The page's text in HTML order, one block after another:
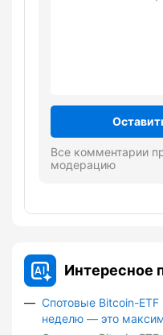
Все комментарии
модерацию
Интересное
Спотовые Bitcoin-
неделю — это